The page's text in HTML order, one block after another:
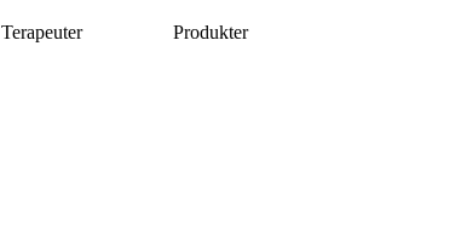
Terapeuter Produkter